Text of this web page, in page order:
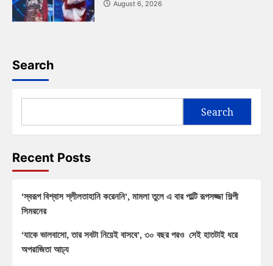
August 6, 2026
Search
Search
Recent Posts
‘স্বরূপ বিশ্বাস শ্লীলতাহানি করেননি’, মামলা তুলে এ বার পাল্টি রূপসজ্জা শিল্পী
সিমরনের
‘যাকে ভালবাসো, তার সবটা নিয়েই বাসবে’, ৩০ বছর পরও সেই হাতটাই ধরে
অপরাজিতা আঢ্য